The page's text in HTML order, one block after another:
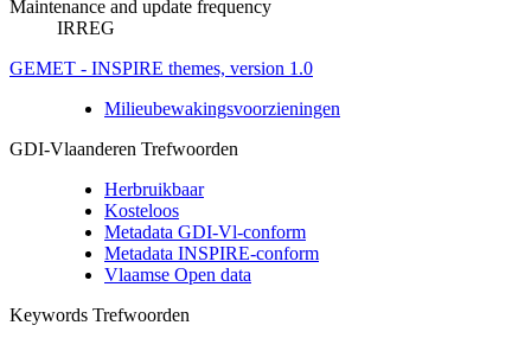
Maintenance and update frequency
IRREG
GEMET - INSPIRE themes, version 1.0
Milieubewakingsvoorzieningen
GDI-Vlaanderen Trefwoorden
Herbruikbaar
Kosteloos
Metadata GDI-Vl-conform
Metadata INSPIRE-conform
Vlaamse Open data
Keywords Trefwoorden